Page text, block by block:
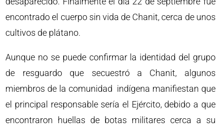
encontrado el cuerpo sin vida de Chanit, cerca de unos
cultivos de plátano.
Aunque no se puede confirmar la identidad del grupo
de resguardo que secuestró a Chanit, algunos
miembros de la comunidad indígena manifiestan que
el principal responsable sería el Ejército, debido a que
encontraron huellas de botas militares cerca a su